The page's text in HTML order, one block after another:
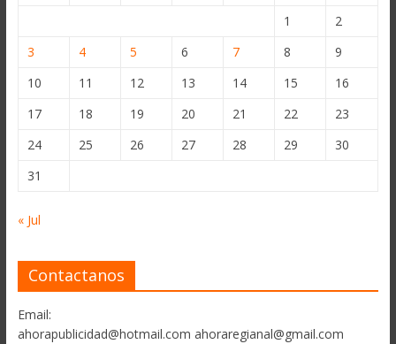
1
2
3
4 5 6 7 8
9
10
11 12 13 14 15
16
17
18 19 20 21 22
23
24
25 26 27 28 29
30
31
« Jul
Contactanos
Email:
ahorapublicidad@hotmail.com ahoraregianal@gmail.com